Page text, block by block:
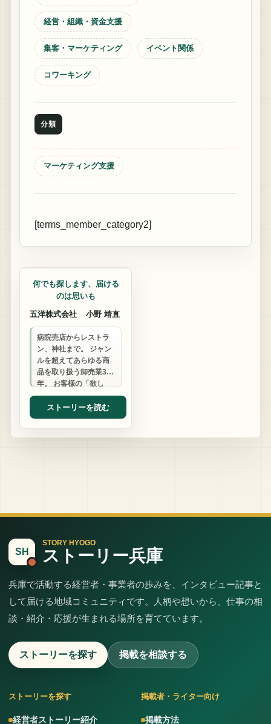
経営・組織・資金支援
集客・マーケティング イベント関係
コワーキング
分類
マーケティング支援
[terms_member_category2]
何でも探します、届ける
のは思いも
五洋株式会社
小野 靖直
病院売店からレストラ
ン、神社まで。 ジャン
ルを超えてあらゆる商
品を取り扱う卸売業30
年。 お客様の「欲し
い」を形にする柔軟さ
と行動力で、あなたの
「困った」に寄り…
ストーリーを読む
SH
STORY HYOGO
ストーリー兵庫
兵庫で活動する経営者・事業者の歩みを、インタビュー記事と
して届ける地域コミュニティです。人柄や想いから、仕事の相
談・紹介・応援が生まれる場所を育てています。
ストーリーを探す 掲載を相談する
ストーリーを探す
経営者ストーリー紹介
掲載者・ライター向け
掲載方法